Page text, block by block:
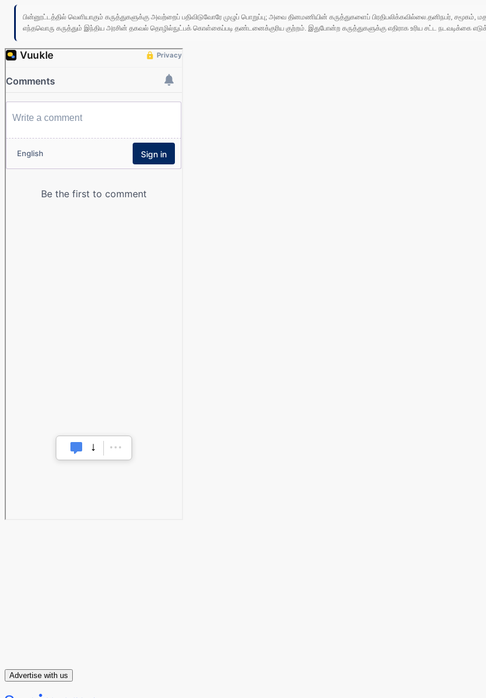
பின்னூட்டத்தில் வெளியாகும் கருத்துகளுக்கு அவற்றைப் பதிவிடுவோரே முழுப் பொறுப்பு; அவை தினமணியின் கருத்துகளைப் பிரதிபலிக்கவில்லை.தனிநபர்,
எந்தவொரு கருத்தும் இந்திய அரசின் தகவல் தொழில்நுட்பக் கொள்கைப்படி தண்டனைக்குரிய குற்றம். இதுபோன்ற கருத்துகளுக்கு எதிராக உரிய சட்ட நடவடிக்கை
Advertise with us